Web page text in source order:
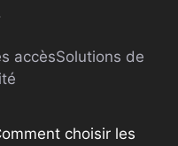
accèsSolutions de
choisir les